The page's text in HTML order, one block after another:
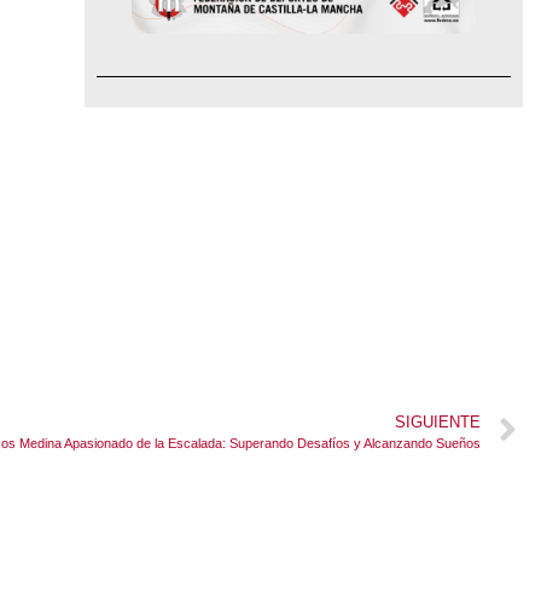
SIGUIENTE
Medina Apasionado de la Escalada: Superando Desafíos y Alcanzando Sueños